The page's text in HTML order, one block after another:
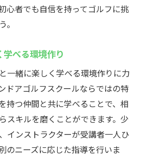
心者でも自信を持ってゴルフに挑
べる環境作り
一緒に楽しく学べる環境作りに力
ドアゴルフスクールならではの特
持つ仲間と共に学べることで、相
スキルを磨くことができます。少
インストラクターが受講者一人ひ
のニーズに応じた指導を行いま